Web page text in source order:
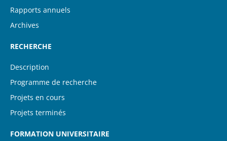
Rapports annuels
Archives
RECHERCHE
Description
Programme de recherche
Projets en cours
Projets terminés
FORMATION UNIVERSITAIRE